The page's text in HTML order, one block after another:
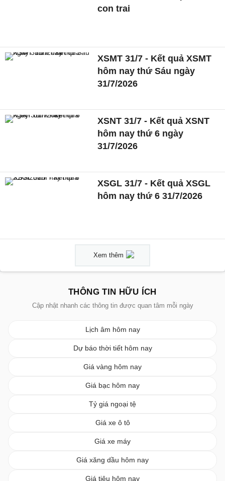
con trai
XSMT 31/7 - Kết quả XSMT
hôm nay thứ Sáu ngày
31/7/2026
XSNT 31/7 - Kết quả XSNT
hôm nay thứ 6 ngày
31/7/2026
XSGL 31/7 - Kết quả XSGL
hôm nay thứ 6 31/7/2026
Xem thêm
THÔNG TIN HỮU ÍCH
Cập nhật nhanh các thông tin được quan tâm mỗi ngày
Lịch âm hôm nay
Dự báo thời tiết hôm nay
Giá vàng hôm nay
Giá bạc hôm nay
Tỷ giá ngoại tệ
Giá xe ô tô
Giá xe máy
Giá xăng dầu hôm nay
Giá tiêu hôm nay